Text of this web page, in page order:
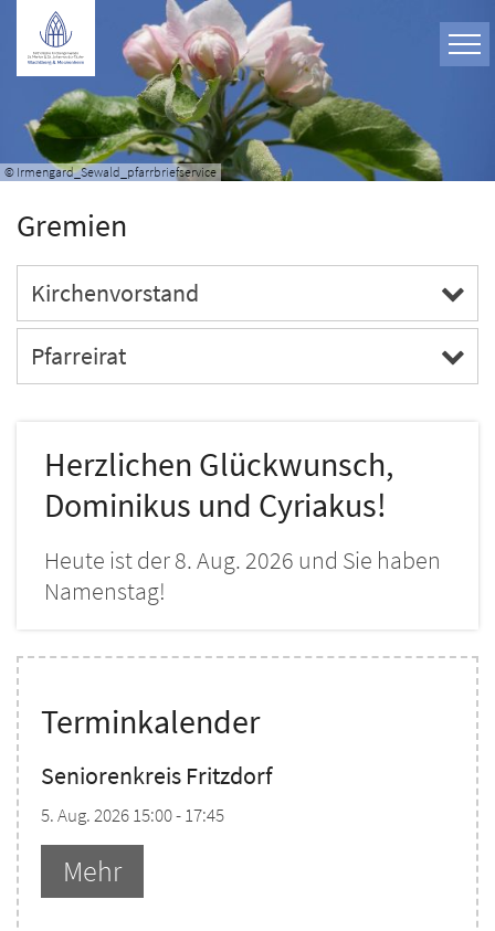
Zum Inhalt springen
© Irmengard_Sewald_pfarrbriefservice
Gremien
Kirchenvorstand
Pfarreirat
Herzlichen Glückwunsch,
Dominikus und Cyriakus!
Heute ist der 8. Aug. 2026 und Sie haben
Namenstag!
Terminkalender
Seniorenkreis Fritzdorf
5. Aug. 2026 15:00 - 17:45
Mehr